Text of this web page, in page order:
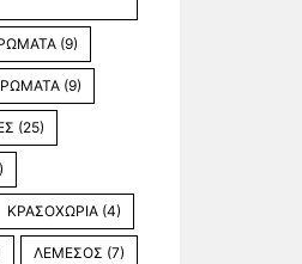
(9)
(9)
(25)
ΚΡΑΣΟΧΩΡΙΑ (4)
ΛΕΜΕΣΟΣ (7)